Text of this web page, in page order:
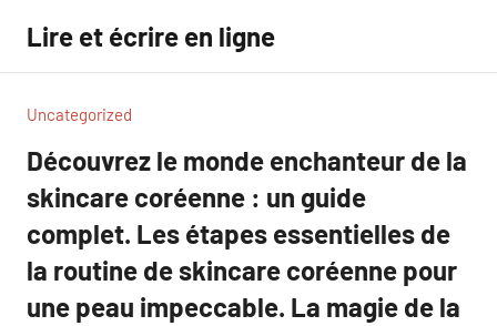
contenu
Lire et écrire en ligne
Uncategorized
Découvrez le monde enchanteur de la
skincare coréenne : un guide
complet. Les étapes essentielles de
la routine de skincare coréenne pour
une peau impeccable. La magie de la